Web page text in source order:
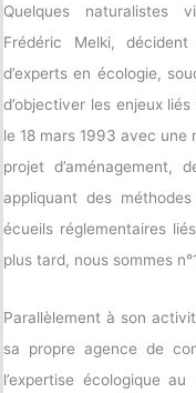
Quelques naturalistes
Frédéric Melki,
d’experts en écologie,
d’objectiver les enjeux
le 18 mars 1993 avec
projet d’aménagement,
appliquant des
écueils réglementaires
plus tard, nous sommes
Parallèlement à son
sa propre agence de
l’expertise écologique